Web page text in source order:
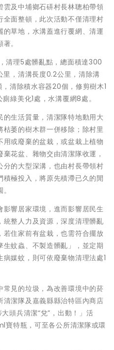
及中埔鄉石硦村長林聰柏帶領
面整頓，此次活動不僅清理村
草地，水溝蓋進行覆網、清運
。
清理5處髒亂點，總面積達300
里，清溝長度0.2公里，清除溝
清除積水容器20個，修剪樹木1
綠美化1處，水溝覆網8處。
生活質量，清潔隊特地動用大
萎的樹木群一併移除；除村里
或廢棄的盆栽，或盆栽上植物
花盆、雜物交由清潔隊收運，
的大型深溝，也由村長帶領村
極投入，將原先積滯已久的閒
響居家環境，進而影響居民生
整人力及資源，深度清理髒亂
住家前有盆栽，也需符合擺放
蚊蟲、不製造髒亂」，並定期
媒蚊，則可依廢棄物清理法處1
見的垃圾，為改善環境中的菸
潔隊及嘉義縣縣治特區內商店
頭兵清潔“兌”，出動！」活
特瓶，可至各公所清潔隊或環